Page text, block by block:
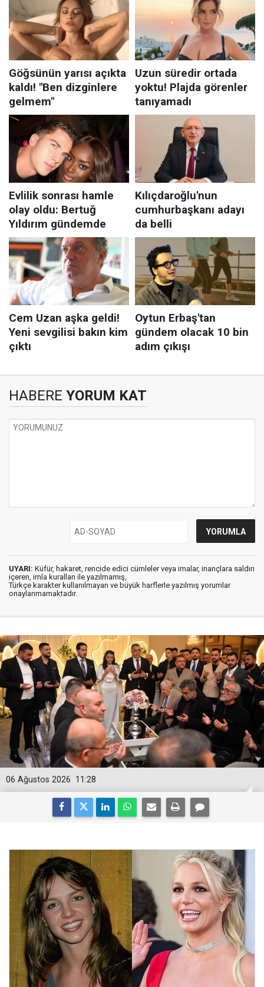
HABERE YORUM KAT
UYARI: Küfür, hakaret, rencide edici cümleler veya imalar, inançlara saldırı
içeren, imla kuralları ile yazılmamış,
Türkçe karakter kullanılmayan ve büyük harflerle yazılmış yorumlar
onaylanmamaktadır.
11:28
06 Ağustos 2026